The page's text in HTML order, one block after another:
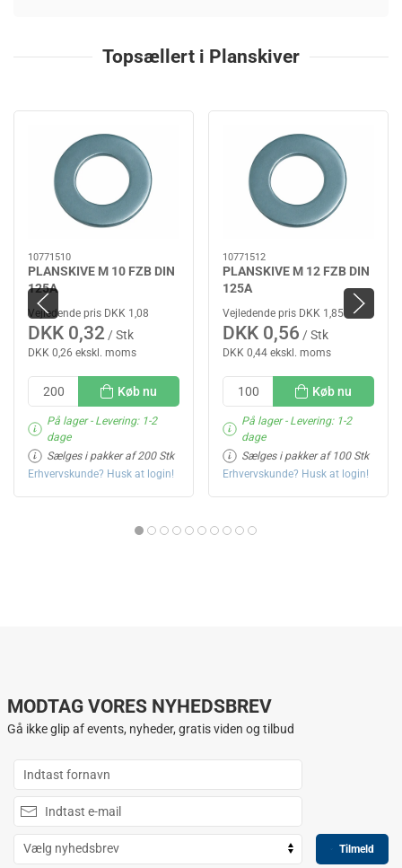
Topsællert i Planskiver
10771510
PLANSKIVE M 10 FZB DIN
125A
Vejledende pris DKK 1,08
DKK 0,32 / Stk
DKK 0,26 ekskl. moms
Køb nu
På lager- Levering: 1-2
dage
Sælges i pakker af 200 Stk
Erhvervskunde? Husk at login!
10771512
PLANSKIVE M 12 FZB DIN
125A
Vejledende pris DKK 1,85
DKK 0,56 / Stk
DKK 0,44 ekskl. moms
Køb nu
På lager- Levering: 1-2
dage
Sælges i pakker af 100 Stk
Erhvervskunde? Husk at login!
MODTAG VORES NYHEDSBREV
Gå ikke glip af events, nyheder, gratis viden og tilbud
Tilmeld